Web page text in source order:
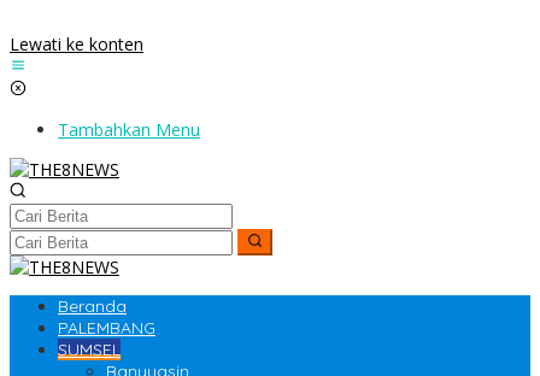
Lewati ke konten
Tambahkan Menu
Beranda
PALEMBANG
SUMSEL
Banyuasin